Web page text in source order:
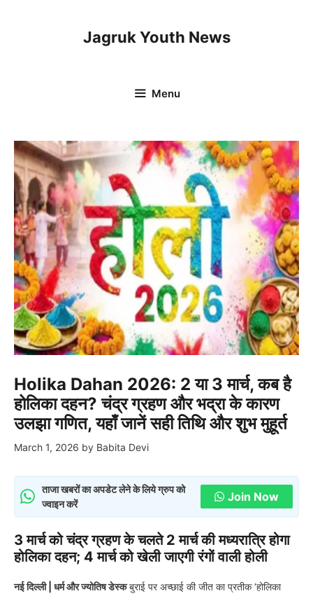
Jagruk Youth News
Menu
Holika Dahan 2026: 2 या 3 मार्च, कब है
होलिका दहन? चंद्र ग्रहण और भद्रा के कारण
उलझा गणित, यहाँ जानें सही तिथि और शुभ मुहूर्त
March 1, 2026 by Babita Devi
ताजा खबरों का अपडेट लेने के लिये ग्रुप को
ज्वाइन करें
Join Now
3 मार्च को चंद्र ग्रहण के चलते 2 मार्च की मध्यरात्रि होगा
होलिका दहन; 4 मार्च को खेली जाएगी रंगों वाली होली
नई दिल्ली | धर्म और ज्योतिष डेस्कबुराई पर अच्छाई की जीत का प्रतीक ‘होलिका